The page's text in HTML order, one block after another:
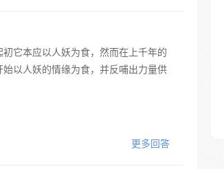
它本应以人妖为食，然而在上千年的
以人妖的情缘为食，并反哺出力量供
更多回答